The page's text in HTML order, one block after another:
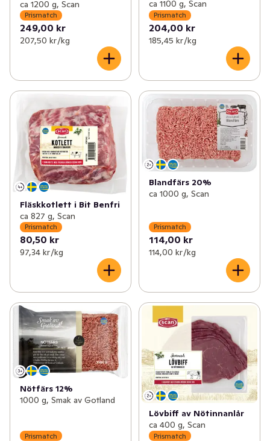
ca 1200 g, Scan
Prismatch
249,00 kr
207,50 kr /kg
ca 1100 g, Scan
Prismatch
204,00 kr
185,45 kr /kg
Fläskkotlett i Bit Benfri
ca 827 g, Scan
Prismatch
80,50 kr
97,34 kr /kg
Blandfärs 20%
ca 1000 g, Scan
Prismatch
114,00 kr
114,00 kr /kg
Nötfärs 12%
1000 g, Smak av Gotland
Prismatch
Lövbiff av Nötinnanlår
ca 400 g, Scan
Prismatch